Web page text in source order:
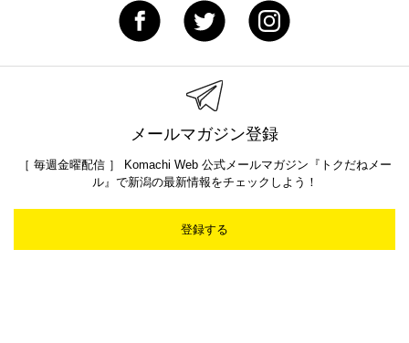
メールマガジン登録
［ 毎週金曜配信 ］ Komachi Web 公式メールマガジン『トクだねメー
ル』で新潟の最新情報をチェックしよう！
登録する